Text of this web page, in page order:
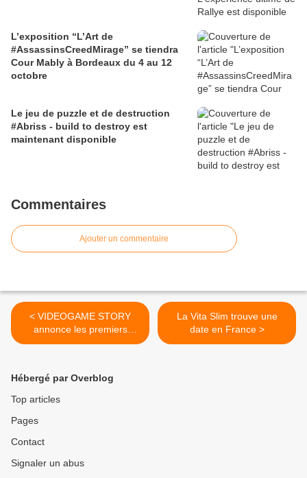
L’exposition “L’Art de
#AssassinsCreedMirage” se tiendra
Cour Mably à Bordeaux du 4 au 12
octobre
Le jeu de puzzle et de destruction
#Abriss - build to destroy est
maintenant disponible
Commentaires
Ajouter un commentaire
< VIDEOGAME STORY
annonce les premiers
partenaires officiels de
La Vita Slim trouve une
date en France >
Hébergé par Overblog
Top articles
Pages
Contact
Signaler un abus